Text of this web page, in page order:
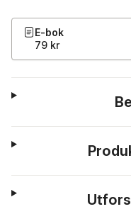
E-bok
79 kr